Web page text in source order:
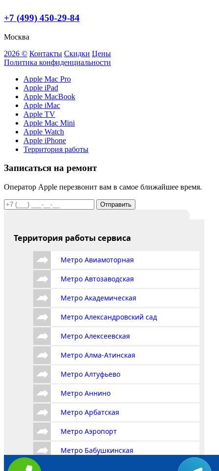
+7 (499) 450-29-84
Москва
2026 © Контакты Скидки Цены
Политика конфиденциальности
Apple Mac Pro
Apple iPad
Apple MacBook
Apple iMac
Apple TV
Apple Mac Mini
Apple Watch
Apple iPhone
Территория работы
Записаться на ремонт
Оператор Apple перезвонит вам в самое ближайшее время.
Отправить
Территория работы сервиса
Метро Авиамоторная
Метро Автозаводская
Метро Академическая
Метро Александровский сад
Метро Алексеевская
Метро Алма-Атинская
Метро Алтуфьево
Метро Аннино
Метро Арбатская
Метро Аэропорт
Метро Бабушкинская